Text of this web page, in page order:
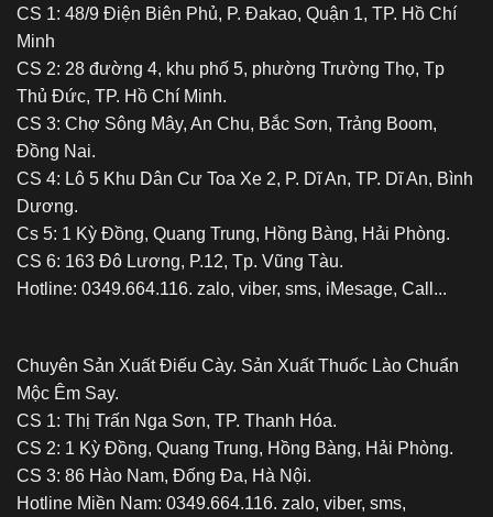
hoặc
CS 1: 48/9 Điện Biên Phủ, P. Đakao, Quận 1, TP. Hồ Chí
Minh
CS 2: 28 đường 4, khu phố 5, phường Trường Thọ, Tp
Thủ Đức, TP. Hồ Chí Minh.
CS 3: Chợ Sông Mây, An Chu, Bắc Sơn, Trảng Boom,
Đồng Nai.
CS 4: Lô 5 Khu Dân Cư Toa Xe 2, P. Dĩ An, TP. Dĩ An, Bình
Dương.
Cs 5: 1 Kỳ Đồng, Quang Trung, Hồng Bàng, Hải Phòng.
CS 6: 163 Đô Lương, P.12, Tp. Vũng Tàu.
Hotline: 0349.664.116. zalo, viber, sms, iMesage, Call...
Chuyên Sản Xuất Điếu Cày. Sản Xuất Thuốc Lào Chuẩn
Mộc Êm Say.
CS 1: Thị Trấn Nga Sơn, TP. Thanh Hóa.
CS 2: 1 Kỳ Đồng, Quang Trung, Hồng Bàng, Hải Phòng.
CS 3: 86 Hào Nam, Đống Đa, Hà Nội.
Hotline Miền Nam: 0349.664.116. zalo, viber, sms,